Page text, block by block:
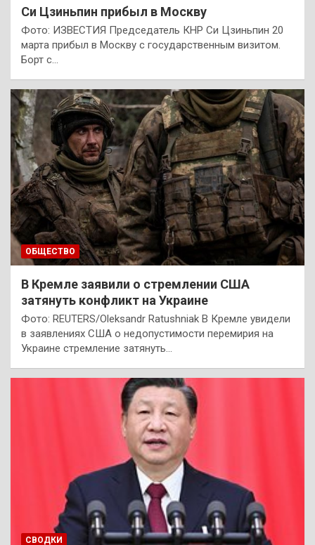
Си Цзиньпин прибыл в Москву
Фото: ИЗВЕСТИЯ Председатель КНР Си Цзиньпин 20
марта прибыл в Москву с государственным визитом.
Борт с…
ОБЩЕСТВО
В Кремле заявили о стремлении США
затянуть конфликт на Украине
Фото: REUTERS/Oleksandr Ratushniak В Кремле увидели
в заявлениях США о недопустимости перемирия на
Украине стремление затянуть…
СВОДКИ